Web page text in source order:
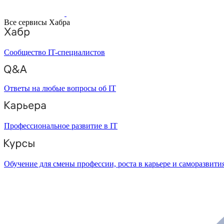
Все сервисы Хабра
Сообщество IT-специалистов
Ответы на любые вопросы об IT
Профессиональное развитие в IT
Обучение для смены профессии, роста в карьере и